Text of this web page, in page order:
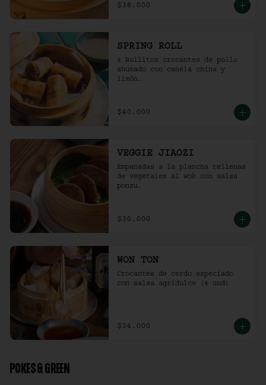
$38.000
SPRING ROLL
4 Rollitos crocantes de pollo
ahumado con canela china y
limón.
$40.000
VEGGIE JIAOZI
Empanadas a la plancha rellenas
de vegetales al wok con salsa
ponzu.
$30.000
WON TON
Crocantes de cerdo especiado
con salsa agridulce (4 und)
$34.000
POKES & GREEN